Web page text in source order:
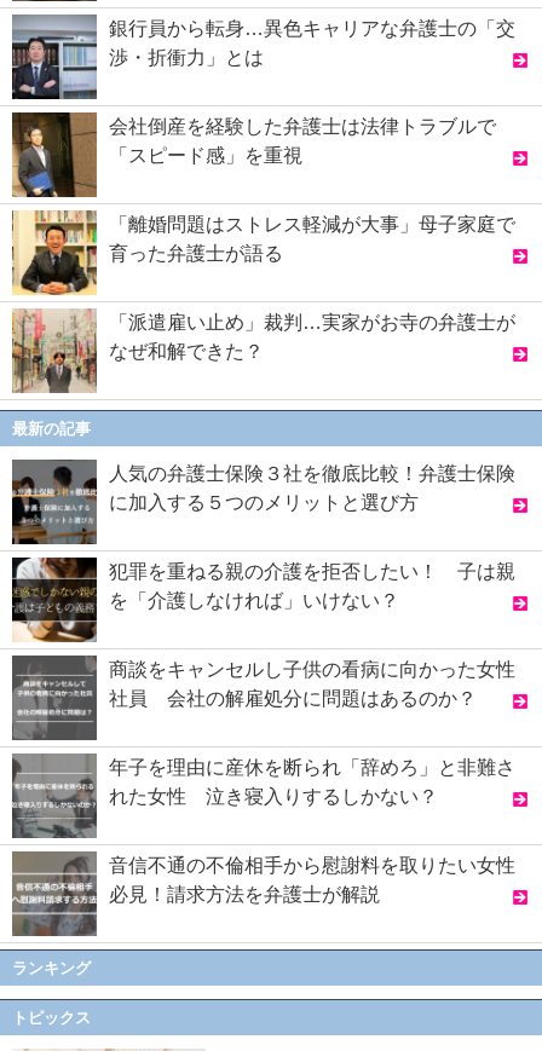
銀行員から転身…異色キャリアな弁護士の「交
渉・折衝力」とは
会社倒産を経験した弁護士は法律トラブルで
「スピード感」を重視
「離婚問題はストレス軽減が大事」母子家庭で
育った弁護士が語る
「派遣雇い止め」裁判…実家がお寺の弁護士が
なぜ和解できた？
最新の記事
人気の弁護士保険３社を徹底比較！弁護士保険
に加入する５つのメリットと選び方
犯罪を重ねる親の介護を拒否したい！ 子は親
を「介護しなければ」いけない？
商談をキャンセルし子供の看病に向かった女性
社員 会社の解雇処分に問題はあるのか？
年子を理由に産休を断られ「辞めろ」と非難さ
れた女性 泣き寝入りするしかない？
音信不通の不倫相手から慰謝料を取りたい女性
必見！請求方法を弁護士が解説
ランキング
トピックス